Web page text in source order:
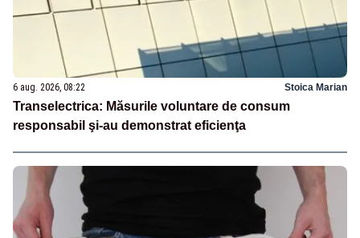
6 aug. 2026, 08:22 Stoica Marian
Transelectrica: Măsurile voluntare de consum
responsabil şi-au demonstrat eficienţa